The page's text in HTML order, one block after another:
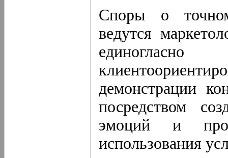
Споры о
ведутся
демонстрации
посредством
эмоций и
использования